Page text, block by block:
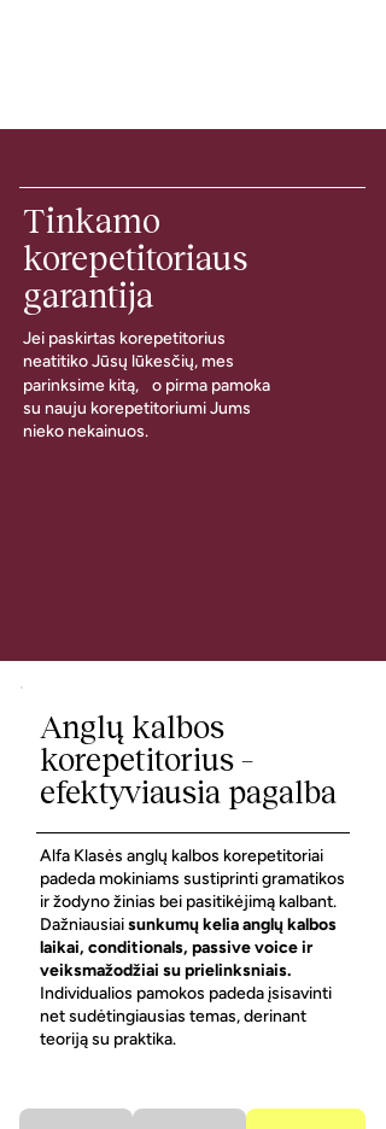
Tinkamo
korepetitoriaus
garantija
Jei paskirtas korepetitorius
neatitiko Jūsų lūkesčių, mes
parinksime kitą, o pirma pamoka
su nauju korepetitoriumi Jums
nieko nekainuos.
Anglų kalbos
korepetitorius –
efektyviausia pagalba
Alfa Klasės anglų kalbos korepetitoriai
padeda mokiniams sustiprinti gramatikos
ir žodyno žinias bei pasitikėjimą kalbant.
Dažniausiaisunkumų kelia anglų kalbos
laikai, conditionals, passive voice ir
veiksmažodžiai su prielinksniais.
Individualios pamokos padeda įsisavinti
net sudėtingiausias temas, derinant
teoriją su praktika.